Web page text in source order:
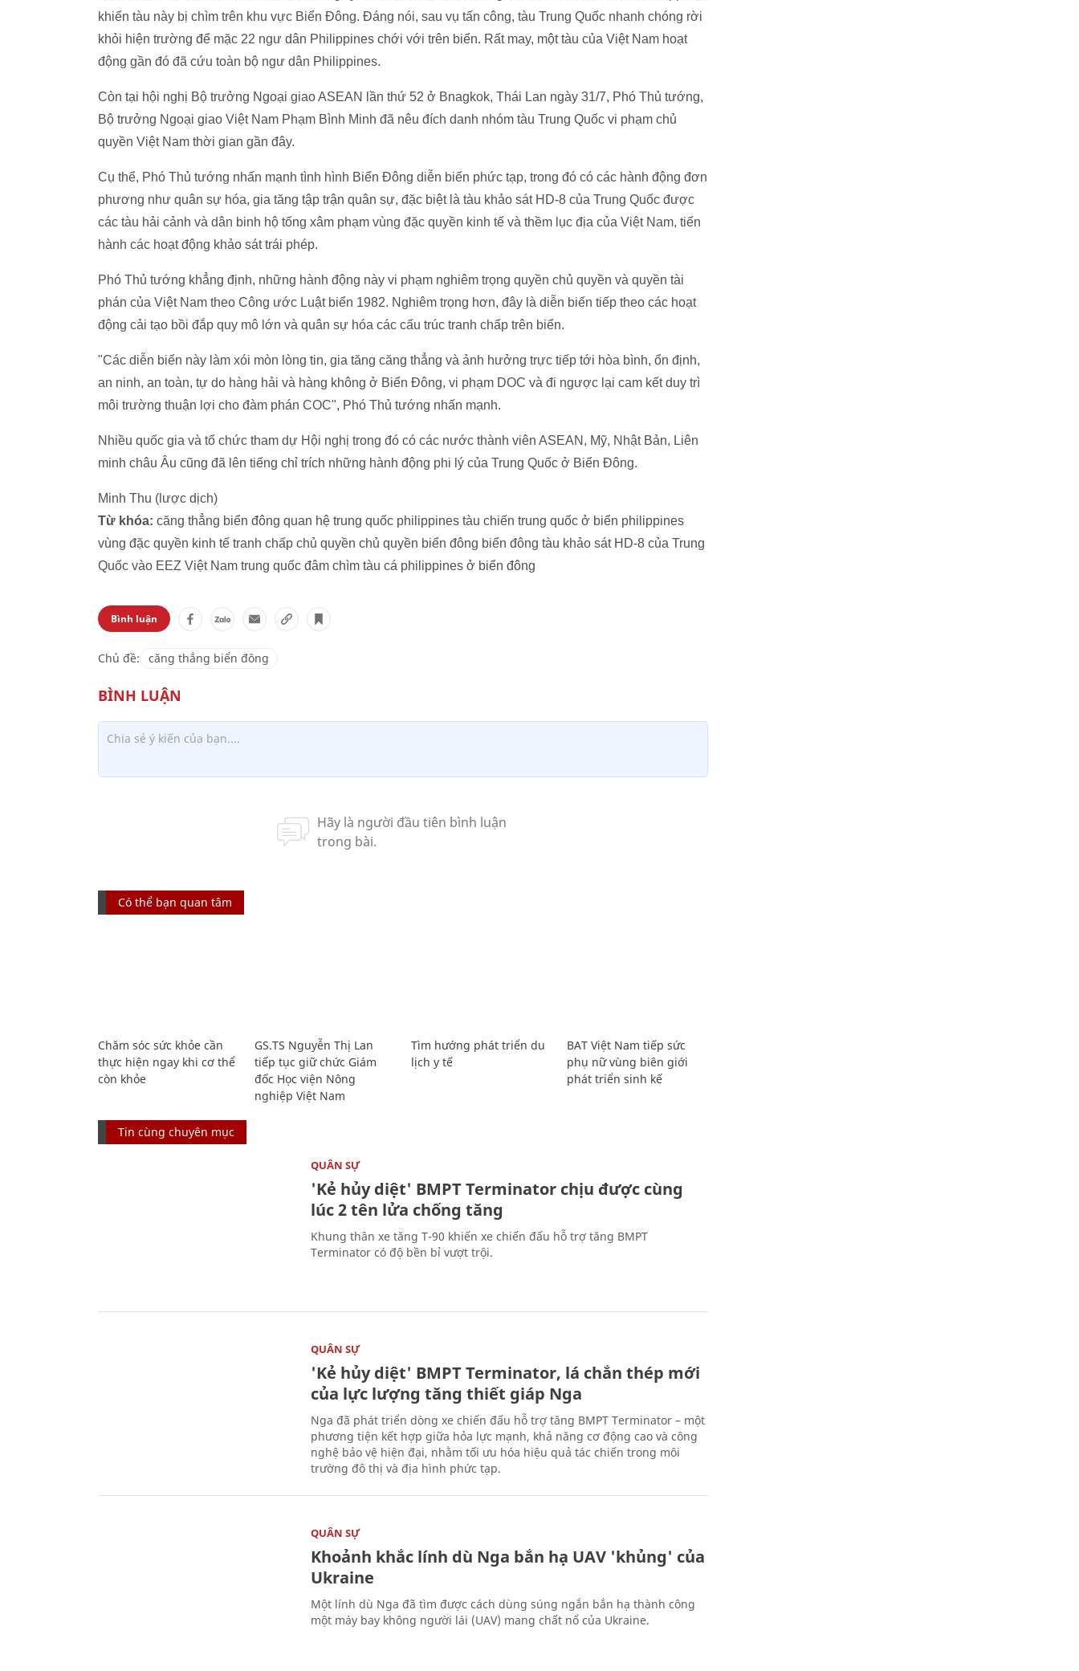
khiến tàu này bị chìm trên khu vực Biển Đông. Đáng nói, sau vụ tấn công, tàu Trung Quốc nhanh chóng rời
khỏi hiện trường để mặc 22 ngư dân Philippines chới với trên biển. Rất may, một tàu của Việt Nam hoạt
động gần đó đã cứu toàn bộ ngư dân Philippines.
Còn tại hội nghị Bộ trưởng Ngoại giao ASEAN lần thứ 52 ở Bnagkok, Thái Lan ngày 31/7, Phó Thủ tướng,
Bộ trưởng Ngoại giao Việt Nam Phạm Bình Minh đã nêu đích danh nhóm tàu Trung Quốc vi phạm chủ
quyền Việt Nam thời gian gần đây.
Cụ thể, Phó Thủ tướng nhấn mạnh tình hình Biển Đông diễn biến phức tạp, trong đó có các hành động đơn
phương như quân sự hóa, gia tăng tập trận quân sự, đặc biệt là tàu khảo sát HD-8 của Trung Quốc được
các tàu hải cảnh và dân binh hộ tống xâm phạm vùng đặc quyền kinh tế và thềm lục địa của Việt Nam, tiến
hành các hoạt động khảo sát trái phép.
Phó Thủ tướng khẳng định, những hành động này vi phạm nghiêm trọng quyền chủ quyền và quyền tài
phán của Việt Nam theo Công ước Luật biển 1982. Nghiêm trọng hơn, đây là diễn biến tiếp theo các hoạt
động cải tạo bồi đắp quy mô lớn và quân sự hóa các cấu trúc tranh chấp trên biển.
"Các diễn biến này làm xói mòn lòng tin, gia tăng căng thẳng và ảnh hưởng trực tiếp tới hòa bình, ổn định,
an ninh, an toàn, tự do hàng hải và hàng không ở Biển Đông, vi phạm DOC và đi ngược lại cam kết duy trì
môi trường thuận lợi cho đàm phán COC", Phó Thủ tướng nhấn mạnh.
Nhiều quốc gia và tổ chức tham dự Hội nghị trong đó có các nước thành viên ASEAN, Mỹ, Nhật Bản, Liên
minh châu Âu cũng đã lên tiếng chỉ trích những hành động phi lý của Trung Quốc ở Biển Đông.
Minh Thu (lược dịch)
Từ khóa: căng thẳng biển đông quan hệ trung quốc philippines tàu chiến trung quốc ở biển philippines
vùng đặc quyền kinh tế tranh chấp chủ quyền chủ quyền biển đông biển đông tàu khảo sát HD-8 của Trung
Quốc vào EEZ Việt Nam trung quốc đâm chìm tàu cá philippines ở biển đông
Bình luận
Chủ đề: căng thẳng biển đông
Có thể bạn quan tâm
Chăm sóc sức khỏe cần
thực hiện ngay khi cơ thể
còn khỏe
GS.TS Nguyễn Thị Lan
tiếp tục giữ chức Giám
đốc Học viện Nông
nghiệp Việt Nam
Tìm hướng phát triển du
lịch y tế
BAT Việt Nam tiếp sức
phụ nữ vùng biên giới
phát triển sinh kế
Tin cùng chuyên mục
QUÂN SỰ
'Kẻ hủy diệt' BMPT Terminator chịu được cùng
lúc 2 tên lửa chống tăng
Khung thân xe tăng T-90 khiến xe chiến đấu hỗ trợ tăng BMPT
Terminator có độ bền bỉ vượt trội.
QUÂN SỰ
'Kẻ hủy diệt' BMPT Terminator, lá chắn thép mới
của lực lượng tăng thiết giáp Nga
Nga đã phát triển dòng xe chiến đấu hỗ trợ tăng BMPT Terminator – một
phương tiện kết hợp giữa hỏa lực mạnh, khả năng cơ động cao và công
nghệ bảo vệ hiện đại, nhằm tối ưu hóa hiệu quả tác chiến trong môi
trường đô thị và địa hình phức tạp.
QUÂN SỰ
Khoảnh khắc lính dù Nga bắn hạ UAV 'khủng' của
Ukraine
Một lính dù Nga đã tìm được cách dùng súng ngắn bắn hạ thành công
một máy bay không người lái (UAV) mang chất nổ của Ukraine.